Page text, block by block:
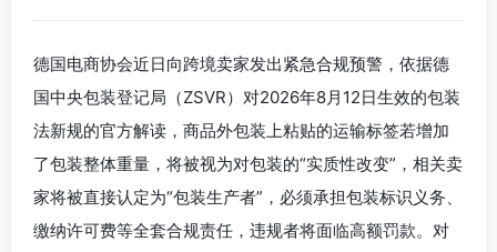
德国电商协会近日向跨境卖家发出紧急合规预警，依据德
国中央包装登记局（ZSVR）对2026年8月12日生效的包装
法新规的官方解读，商品外包装上粘贴的运输标签若增加
了包装整体重量，将被视为对包装的“实质性改变”，相关卖
家将被直接认定为“包装生产者”，必须承担包装标识义务、
缴纳许可费等全套合规责任，违规者将面临高额罚款。对